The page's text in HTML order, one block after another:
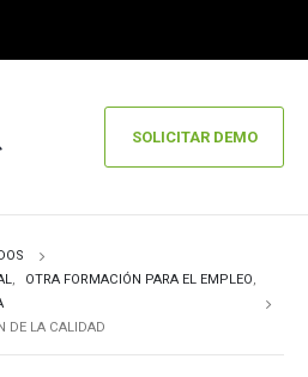
SOLICITAR DEMO
, OTRA FORMACIÓN PARA EL EMPLEO,
DE LA CALIDAD